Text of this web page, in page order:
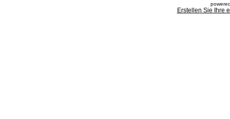
Erstellen Sie Ihre